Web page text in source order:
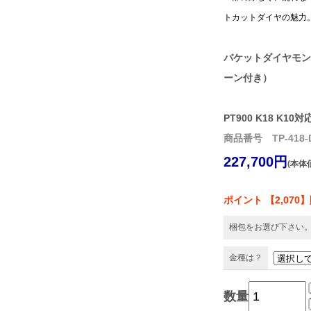
トカットダイヤの魅力。
バケットダイヤモ
ーン付き）
PT900 K18 K10対
商品番号 TP-418-
227,700円 (本体
ポイント 【2,070
梱包をお選び下さい。
金種は？
数量